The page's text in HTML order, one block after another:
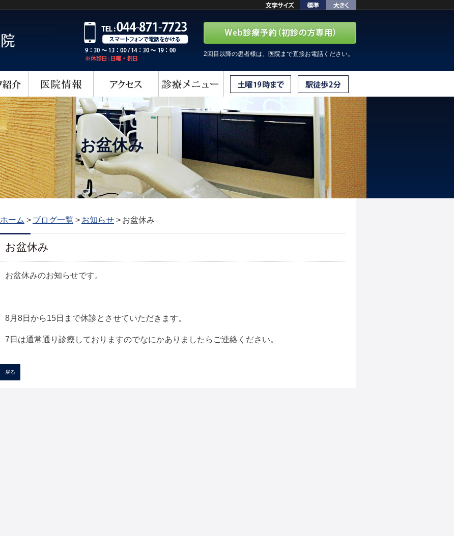
2回目以降の患者様は、医院まで直接お電話ください。
お盆休み
ホーム > ブログ一覧 > お知らせ > お盆休み
お盆休み
お盆休みのお知らせです。
8月8日から15日まで休診とさせていただきます。
7日は通常通り診療しておりますのでなにかありましたらご連絡ください。
戻る